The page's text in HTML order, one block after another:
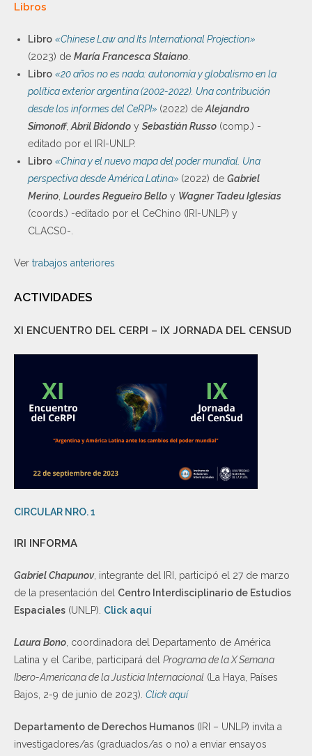
Libros
Libro «Chinese Law and Its International Projection»
(2023) de María Francesca Staiano
Libro «20 años no es nada: autonomía y globalismo en la
política exterior argentina (2002-2022). Una contribución
desde los informes del CeRPI» (2022) de Alejandro
Simonoff, Abril Bidondo y Sebastián Russo (comp.) -
editado por el IRI-UNLP.
Libro «China y el nuevo mapa del poder mundial. Una
perspectiva desde América Latina» (2022) de Gabriel
Merino Lourdes Regueiro Bello y Wagner Tadeu Iglesias
(coords.) -editado por el CeChino (IRI-UNLP) y
CLACSO-.
Ver trabajos anteriores
ACTIVIDADES
XI ENCUENTRO DEL CERPI – IX JORNADA DEL CENSUD
CIRCULAR NRO. 1
IRI INFORMA
Gabriel Chapunov, integrante del IRI, participó el 27 de marzo
de la presentación del Centro Interdisciplinario de Estudios
Espaciales (UNLP). Click aquí
Laura Bono , coordinadora del Departamento de América
Latina y el Caribe, participará del Programa de la X Semana
Ibero-Americana de la Justicia Internacional (La Haya, Países
Bajos, 2-9 de junio de 2023). Click aquí
Departamento de Derechos Humanos (IRI – UNLP) invita a
investigadores/as (graduados/as o no) a enviar ensayos